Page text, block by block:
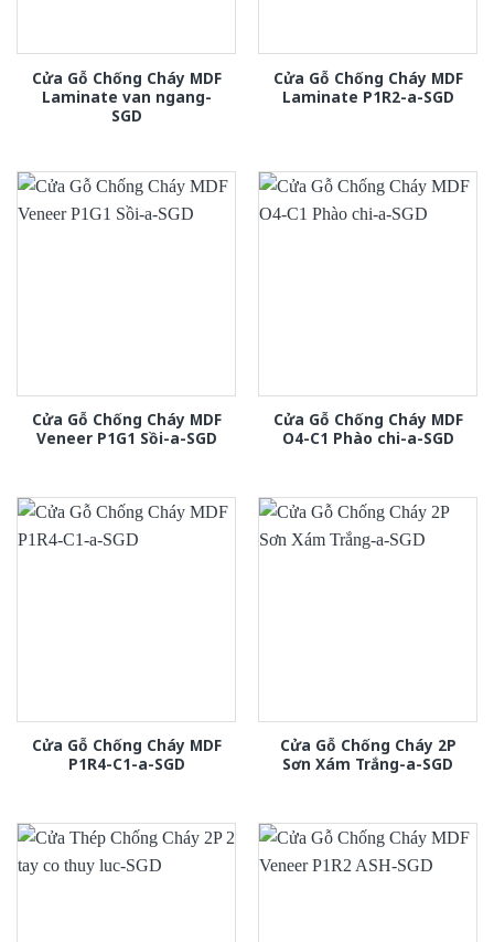
Cửa Gỗ Chống Cháy MDF
Laminate van ngang-
SGD
Cửa Gỗ Chống Cháy MDF
Laminate P1R2-a-SGD
Cửa Gỗ Chống Cháy MDF
Veneer P1G1 Sồi-a-SGD
Cửa Gỗ Chống Cháy MDF
O4-C1 Phào chi-a-SGD
Cửa Gỗ Chống Cháy MDF
P1R4-C1-a-SGD
Cửa Gỗ Chống Cháy 2P
Sơn Xám Trắng-a-SGD